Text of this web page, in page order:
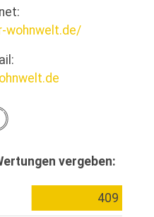
wohnwelt.de/
vergeben:
409